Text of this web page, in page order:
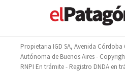
Propietaria IGD SA, Avenida Córdoba
Autónoma de Buenos Aires -
RNPI En trámite - Registro DNDA en